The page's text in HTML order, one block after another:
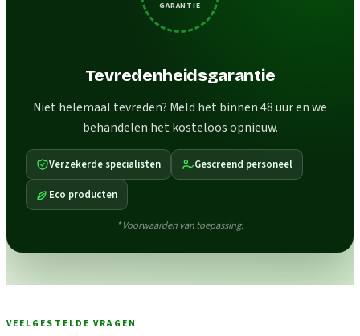
GARANTIE
Tevredenheidsgarantie
Niet helemaal tevreden? Meld het binnen 48 uur en we
behandelen het kosteloos opnieuw.
Verzekerde specialisten Gescreend personeel
Eco producten
* Voorwaarden van toepassing.
VEELGESTELDE VRAGEN